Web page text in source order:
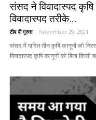
संसद ने विवादास्पद
विवादास्पद तरीके...
टीम पी गुरुस - November 29, 2021
संसद में पारित तीन कृषि कानूनों को
विवादास्पद कृषि कानूनों को बिना किसी